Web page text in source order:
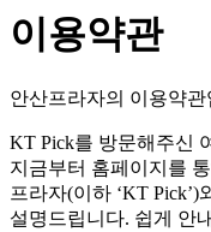
이용약관
안산프라자의 이용약관
KT Pick를 방문해주신
지금부터 홈페이지를
프라자(이하 ‘KT
설명드립니다. 쉽게 안